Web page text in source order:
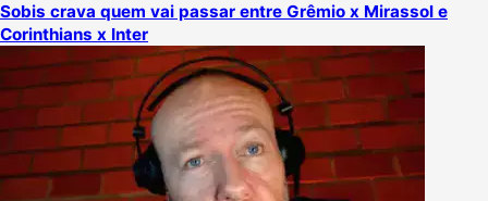
Sobis crava quem vai passar entre Grêmio x Mirassol e
Corinthians x Inter